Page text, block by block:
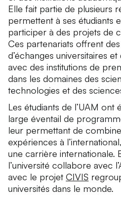
Elle fait partie de plusieurs
permettent à ses étudiants
participer à des projets de
Ces partenariats offrent
d’échanges universitaires
avec des institutions de
dans les domaines des
technologies et des
Les étudiants de l’UAM ont
large éventail de
leur permettant de
expériences à
une carrière internationale.
l’université collabore avec
avec le projet CIVIS
universités dans le monde.